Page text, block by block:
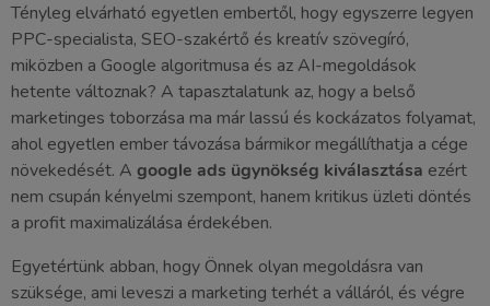
Tényleg elvárható egyetlen embertől, hogy egyszerre legyen
PPC-specialista, SEO-szakértő és kreatív szövegíró,
miközben a Google algoritmusa és az AI-megoldások
hetente változnak? A tapasztalatunk az, hogy a belső
marketinges toborzása ma már lassú és kockázatos folyamat,
ahol egyetlen ember távozása bármikor megállíthatja a cége
növekedését. A google ads ügynökség kiválasztása ezért
nem csupán kényelmi szempont, hanem kritikus üzleti döntés
a profit maximalizálása érdekében.
Egyetértünk abban, hogy Önnek olyan megoldásra van
szüksége, ami leveszi a marketing terhét a válláról, és végre